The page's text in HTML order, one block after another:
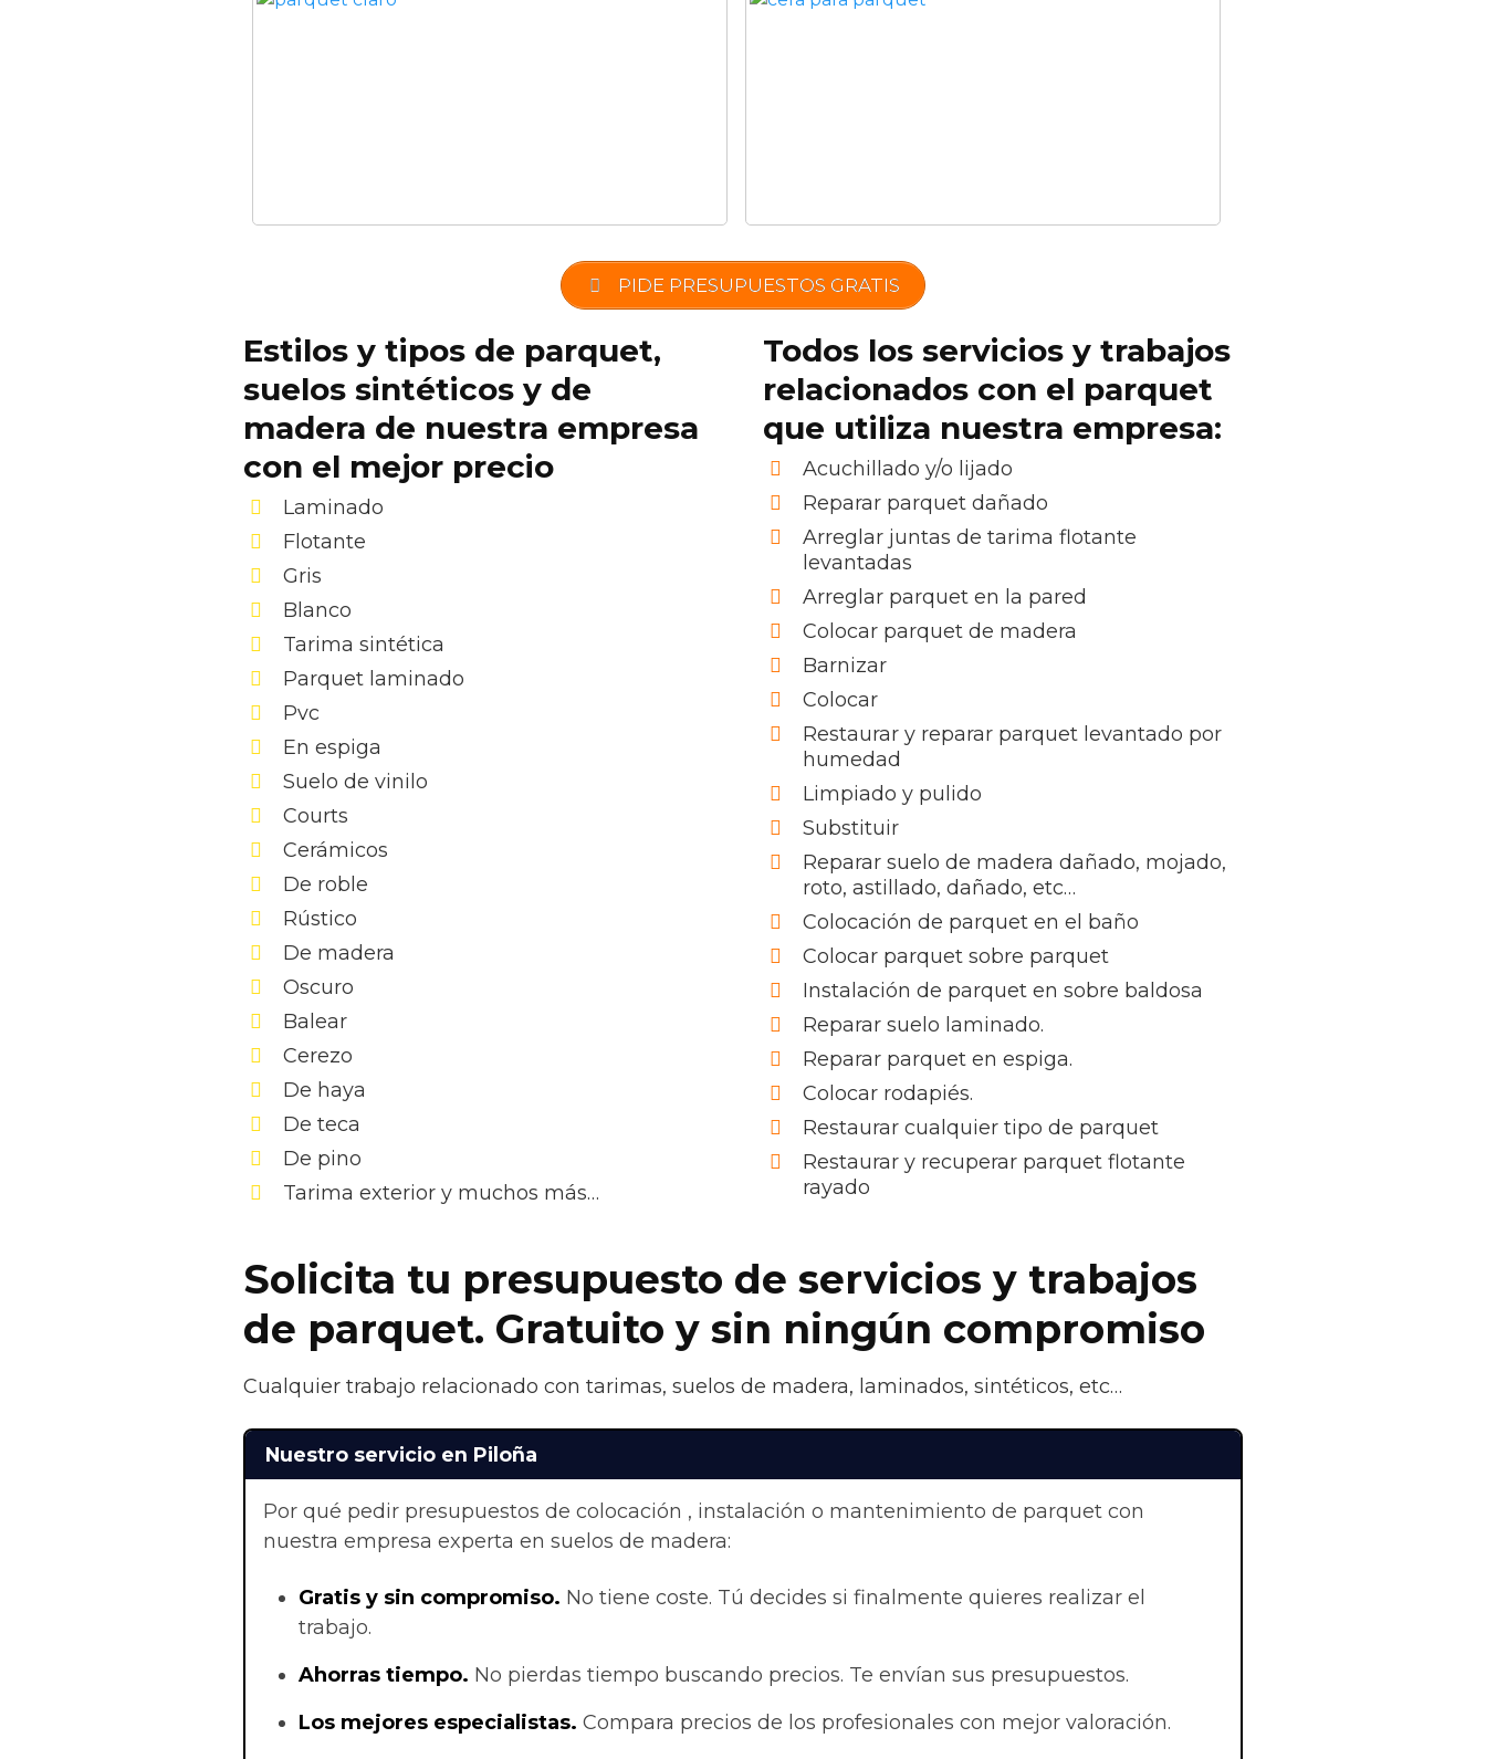
PIDE PRESUPUESTOS GRATIS
Estilos y tipos de parquet,
suelos sintéticos y de
madera de nuestra empresa
con el mejor precio
Laminado
Flotante
Gris
Blanco
Tarima sintética
Parquet laminado
Pvc
En espiga
Suelo de vinilo
Courts
Cerámicos
De roble
Rústico
De madera
Oscuro
Balear
Cerezo
De haya
De teca
De pino
Tarima exterior y muchos más…
Todos los servicios y trabajos
relacionados con el parquet
que utiliza nuestra empresa:
Acuchillado y/o lijado
Reparar parquet dañado
Arreglar juntas de tarima flotante
levantadas
Arreglar parquet en la pared
Colocar parquet de madera
Barnizar
Colocar
Restaurar y reparar parquet levantado por
humedad
Limpiado y pulido
Substituir
Reparar suelo de madera dañado, mojado,
roto, astillado, dañado, etc…
Colocación de parquet en el baño
Colocar parquet sobre parquet
Instalación de parquet en sobre baldosa
Reparar suelo laminado.
Reparar parquet en espiga.
Colocar rodapiés.
Restaurar cualquier tipo de parquet
Restaurar y recuperar parquet flotante
rayado
Solicita tu presupuesto de servicios y trabajos
de parquet. Gratuito y sin ningún compromiso
Cualquier trabajo relacionado con tarimas, suelos de madera, laminados, sintéticos, etc…
Nuestro servicio en Piloña
Por qué pedir presupuestos de colocación , instalación o mantenimiento de parquet con
nuestra empresa experta en suelos de madera:
Gratis y sin compromiso. No tiene coste. Tú decides si finalmente quieres realizar el
trabajo.
Ahorras tiempo. No pierdas tiempo buscando precios. Te envían sus presupuestos.
Los mejores especialistas. Compara precios de los profesionales con mejor valoración.